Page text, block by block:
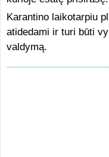
Karantino laikotarpiu
atidedami ir turi būti
valdymą.